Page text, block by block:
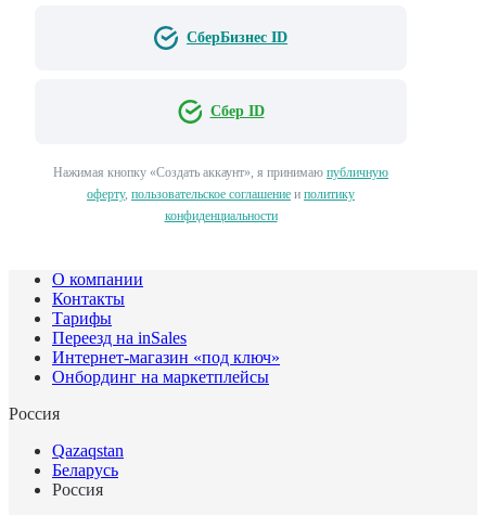
СберБизнес ID
Сбер ID
Нажимая кнопку «Создать аккаунт», я принимаю публичную
оферту, пользовательское соглашение и политику
конфиденциальности
О компании
Контакты
Тарифы
Переезд на inSales
Интернет-магазин «под ключ»
Онбординг на маркетплейсы
Россия
Qazaqstan
Беларусь
Россия